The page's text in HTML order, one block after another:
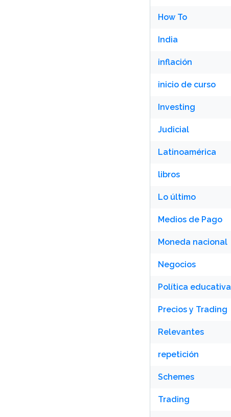
How To
India
inflación
inicio de curso
Investing
Judicial
Latinoamérica
libros
Lo último
Medios de Pago
Moneda nacional
Negocios
Política educativa
Precios y Trading
Relevantes
repetición
Schemes
Trading